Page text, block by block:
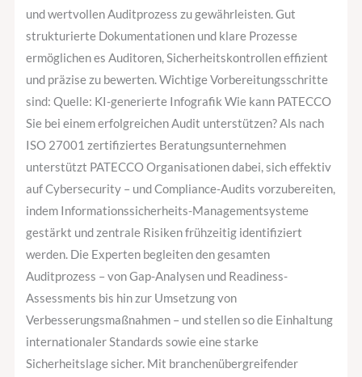
und wertvollen Auditprozess zu gewährleisten. Gut
strukturierte Dokumentationen und klare Prozesse
ermöglichen es Auditoren, Sicherheitskontrollen effizient
und präzise zu bewerten. Wichtige Vorbereitungsschritte
sind: Quelle: KI-generierte Infografik Wie kann PATECCO
Sie bei einem erfolgreichen Audit unterstützen? Als nach
ISO 27001 zertifiziertes Beratungsunternehmen
unterstützt PATECCO Organisationen dabei, sich effektiv
auf Cybersecurity – und Compliance-Audits vorzubereiten,
indem Informationssicherheits-Managementsysteme
gestärkt und zentrale Risiken frühzeitig identifiziert
werden. Die Experten begleiten den gesamten
Auditprozess – von Gap-Analysen und Readiness-
Assessments bis hin zur Umsetzung von
Verbesserungsmaßnahmen – und stellen so die Einhaltung
internationaler Standards sowie eine starke
Sicherheitslage sicher. Mit branchenübergreifender